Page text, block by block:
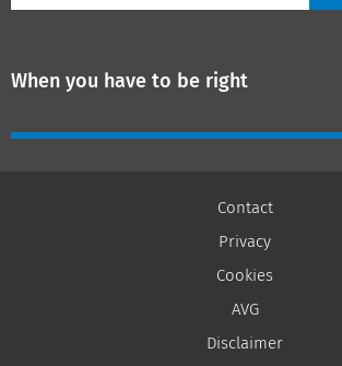
When you have to be right
Contact
Privacy
Cookies
AVG
Disclaimer